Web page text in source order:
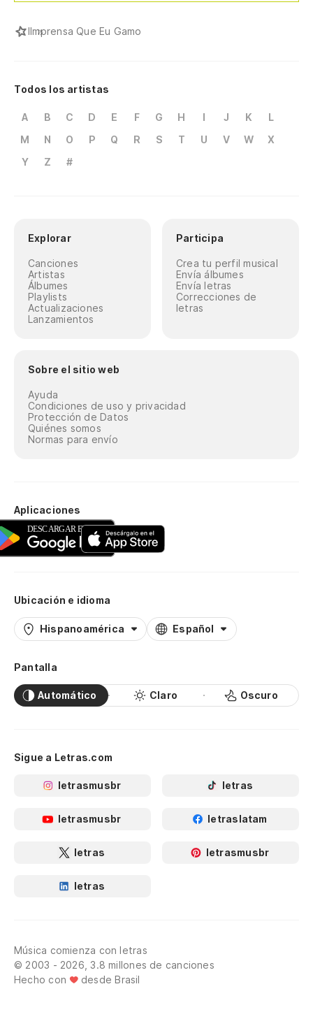
IImprensa Que Eu Gamo
Todos los artistas
A B C D E F G H I J K
L
M
N O P Q R S T U V W
X
Y
Z #
Explorar
Canciones
Artistas
Álbumes
Playlists
Actualizaciones
Lanzamientos
Participa
Crea tu perfil musical
Envía álbumes
Envía letras
Correcciones de
letras
Sobre el sitio web
Ayuda
Condiciones de uso y privacidad
Protección de Datos
Quiénes somos
Normas para envío
Aplicaciones
Ubicación e idioma
Hispanoamérica Español
Pantalla
Automático Claro Oscuro
Sigue a Letras.com
letrasmusbr letras
letrasmusbr letraslatam
letras letrasmusbr
letras
Música comienza con letras
© 2003 - 2026, 3.8 millones de canciones
Hecho con
desde Brasil